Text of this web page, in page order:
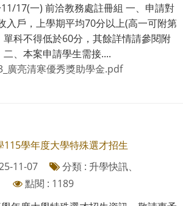
17(一) 前洽教務處註冊組 一、申請對
入戶，上學期平均70分以上(高一可附第
科不得低於60分，其餘詳情請參閱附
二、本案申請學生需接....
廣亮清寒優秀獎助學金.pdf
115學年度大學特殊選才招生
11-07
分類 : 升學快訊、
點閱 : 1189